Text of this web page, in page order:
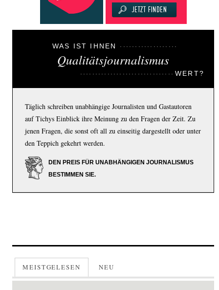
WAS IST IHNEN
Qualitätsjournalismus
WERT?
Täglich schreiben unabhängige Journalisten und Gastautoren
auf Tichys Einblick ihre Meinung zu den Fragen der Zeit. Zu
jenen Fragen, die sonst oft all zu einseitig dargestellt oder unter
den Teppich gekehrt werden.
DEN PREIS FÜR UNABHÄNGIGEN JOURNALISMUS
BESTIMMEN SIE.
MEISTGELESEN NEU